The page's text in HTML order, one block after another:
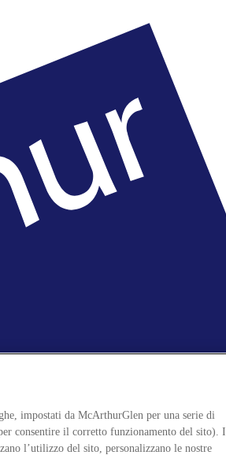
impostati da McArthurGlen per una serie di
consentire il corretto funzionamento del sito). I
l’utilizzo del sito, personalizzano le nostre